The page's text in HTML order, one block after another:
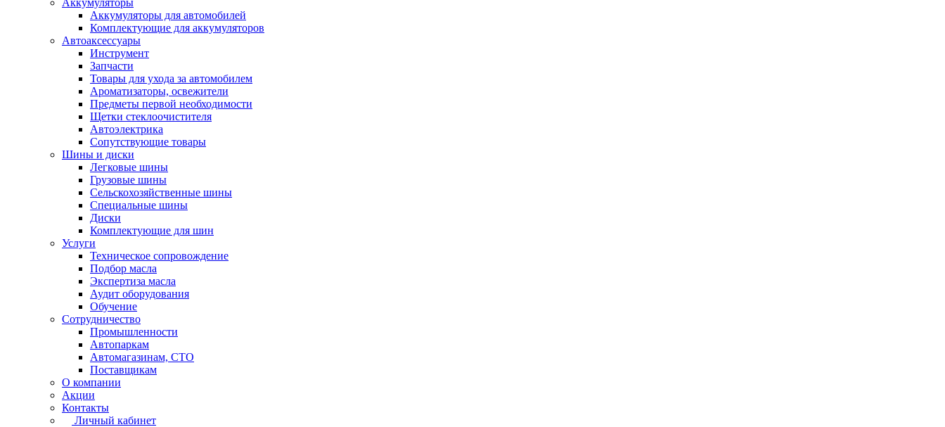
Аккумуляторы
Аккумуляторы для автомобилей
Комплектующие для аккумуляторов
Автоаксессуары
Инструмент
Запчасти
Товары для ухода за автомобилем
Ароматизаторы, освежители
Предметы первой необходимости
Щетки стеклоочистителя
Автоэлектрика
Сопутствующие товары
Шины и диски
Легковые шины
Грузовые шины
Сельскохозяйственные шины
Специальные шины
Диски
Комплектующие для шин
Услуги
Техническое сопровождение
Подбор масла
Экспертиза масла
Аудит оборудования
Обучение
Сотрудничество
Промышленности
Автопаркам
Автомагазинам, СТО
Поставщикам
О компании
Акции
Контакты
Личный кабинет